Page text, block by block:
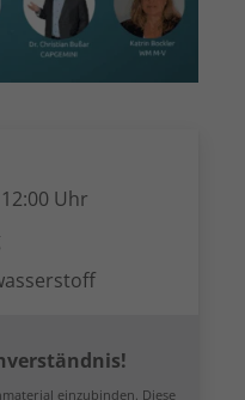
12:00 Uhr
einzubinden. Diese